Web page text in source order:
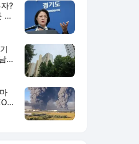
?
벌
8